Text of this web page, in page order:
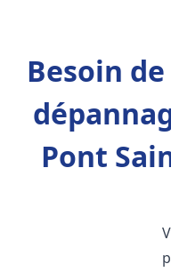
Besoin
Pont